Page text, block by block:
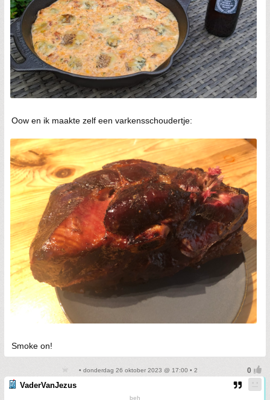
Oow en ik maakte zelf een varkensschoudertje:
Smoke on!
• donderdag 26 oktober 2023 @ 17:00 • 2
VaderVanJezus
beh